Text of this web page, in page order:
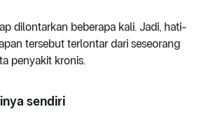
dilontarkan beberapa kali. Jadi, hati-
tersebut terlontar dari seseorang
penyakit kronis.
sendiri